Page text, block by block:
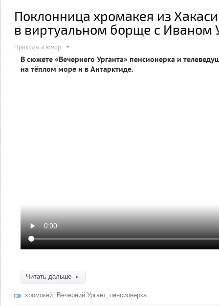
Поклонница хромакея из
в виртуальном борще с Иваном
Приколы и юмор
В сюжете «Вечернего Урганта» пенсионерка и
на тёплом море и в Антарктиде.
Читать дальше »
хромокей, Вечерний Ургант, пенсионерка